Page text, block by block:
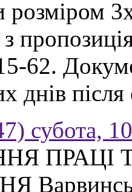
розміром
з
62.
днів
субота,
ПРАЦІ